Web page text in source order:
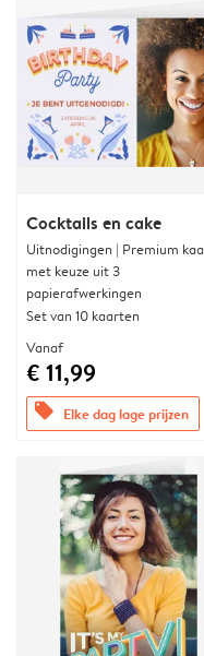
Cocktails en cake
Uitnodigingen | Premium
met keuze uit 3
papierafwerkingen
Set van 10 kaarten
Vanaf
€ 11,99
offers Elke dag lage prijzen